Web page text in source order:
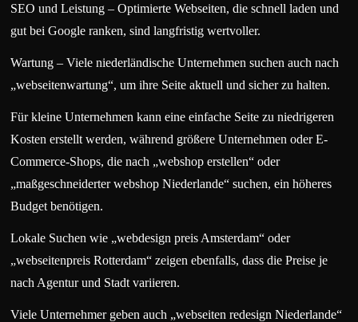
SEO und Leistung – Optimierte Webseiten, die schnell laden und
gut bei Google ranken, sind langfristig wertvoller.
Wartung – Viele niederländische Unternehmen suchen auch nach
„webseitenwartung“, um ihre Seite aktuell und sicher zu halten.
Für kleine Unternehmen kann eine einfache Seite zu niedrigeren
Kosten erstellt werden, während größere Unternehmen oder E-
Commerce-Shops, die nach „webshop erstellen“ oder
„maßgeschneiderter webshop Niederlande“ suchen, ein höheres
Budget benötigen.
Lokale Suchen wie „webdesign preis Amsterdam“ oder
„webseitenpreis Rotterdam“ zeigen ebenfalls, dass die Preise je
nach Agentur und Stadt variieren.
Viele Unternehmer geben auch „webseiten redesign Niederlande“